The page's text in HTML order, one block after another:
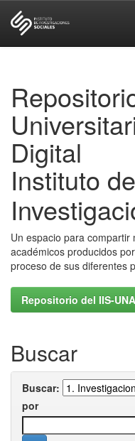
Digital
Instituto de
Un espacio para
académicos producidos
proceso de sus diferentes
Repositorio del IIS-
Buscar
Buscar:
por